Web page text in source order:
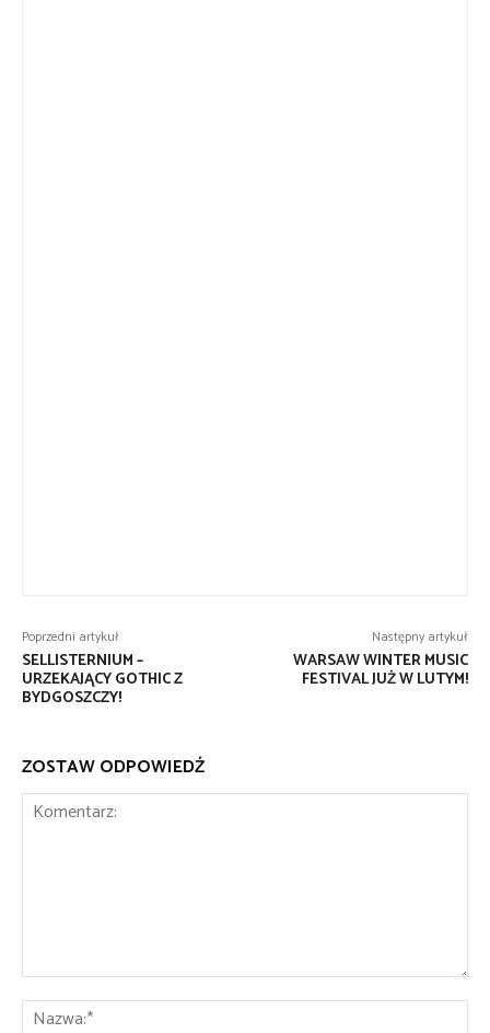
Poprzedni artykuł
SELLISTERNIUM –
URZEKAJĄCY GOTHIC Z
BYDGOSZCZY!
Następny artykuł
WARSAW WINTER MUSIC
FESTIVAL JUŻ W LUTYM!
ZOSTAW ODPOWIEDŹ